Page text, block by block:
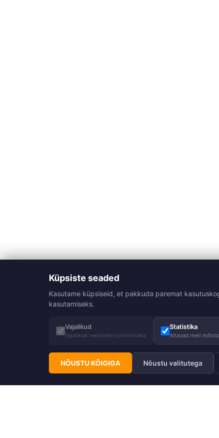
Küpsiste seaded
Kasutame küpsiseid, et pakkuda paremat
kasutamiseks.
Vajalikud
Vajalikud veebilehe toimimiseks
Statistika
Aitavad meil
NÕUSTU KÕIGIGA Nõustu valitutega